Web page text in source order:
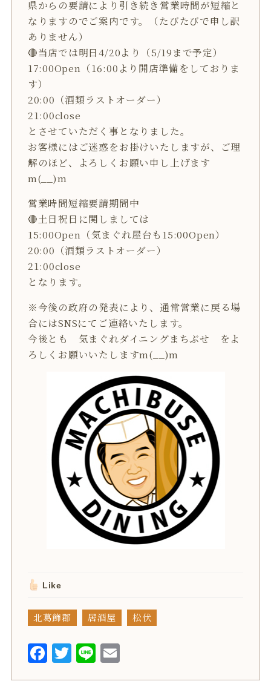
県からの要請により引き続き営業時間が短縮と
なりますのでご案内です。（たびたびで申し訳
ありません）
🔴当店では明日4/20より（5/19まで予定）
17:00Open（16:00より開店準備をしておりま
す）
20:00（酒類ラストオーダー）
21:00close
とさせていただく事となりました。
お客様にはご迷惑をお掛けいたしますが、ご理
解のほど、よろしくお願い申し上げます
m(__)m
営業時間短縮要請期間中
🔴土日祝日に関しましては
15:00Open（気まぐれ屋台も15:00Open）
20:00（酒類ラストオーダー）
21:00close
となります。
※今後の政府の発表により、通常営業に戻る場
合にはSNSにてご連絡いたします。
今後とも 気まぐれダイニングまちぶせ をよ
ろしくお願いいたしますm(__)m
Like
北葛飾郡 居酒屋 松伏
F
a
T
w
L
i
E
m